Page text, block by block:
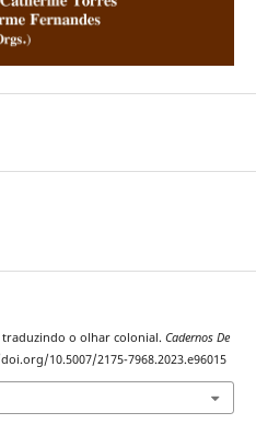
traduzindo o olhar colonial. Cadernos De
10.5007/2175-7968.2023.e96015